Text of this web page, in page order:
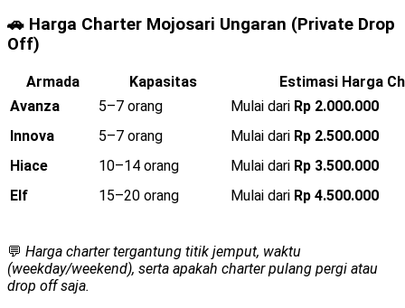
🚗 Harga Charter Mojosari Ungaran (Private Drop
Off)
Armada Kapasitas
Estimasi Harga
Avanza
5–7 orang Mulai dari Rp 2.000.000
Innova
5–7 orang Mulai dari Rp 2.500.000
Hiace
10–14 orang Mulai dari Rp 3.500.000
Elf
15–20 orang Mulai dari Rp 4.500.000
💬 Harga charter tergantung titik jemput, waktu
(weekday/weekend), serta apakah charter pulang pergi atau
drop off saja.